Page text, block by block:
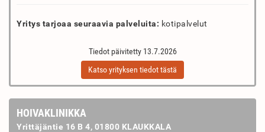
Yritys tarjoaa seuraavia palveluita: kotipalvelut
Tiedot päivitetty 13.7.2026
Katso yrityksen tiedot tästä
HOIVAKLINIKKA
Yrittäjäntie 16 B 4, 01800 KLAUKKALA